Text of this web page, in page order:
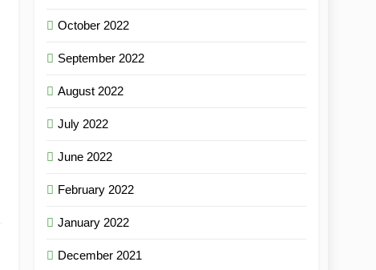
October 2022
September 2022
August 2022
July 2022
June 2022
February 2022
January 2022
December 2021